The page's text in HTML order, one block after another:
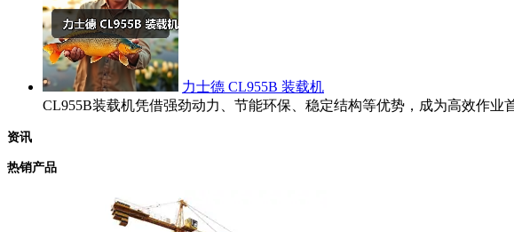
力士德 CL955B 装载机
CL955B装载机凭借强劲动力、节能环保、稳定结构等优势，成为高效作
资讯
热销产品